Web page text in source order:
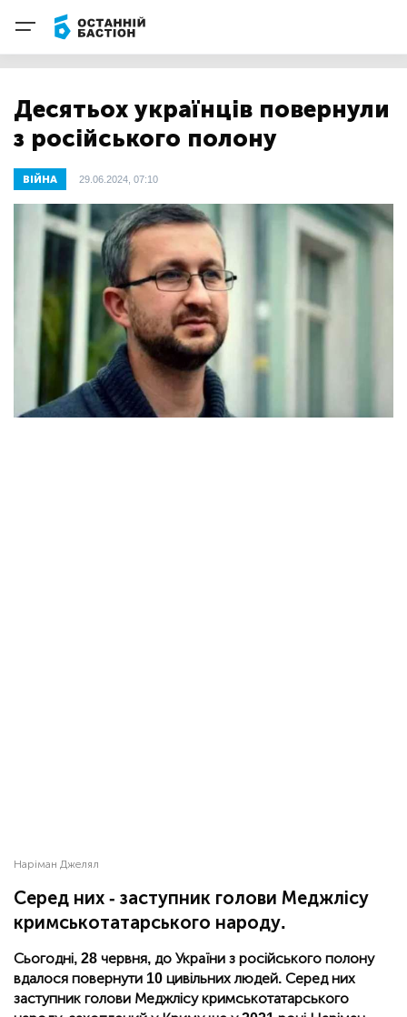
Десятьох українців повернули
з російського полону
ВІЙНА 29.06.2024, 07:10
Наріман Джелял
Серед них - заступник голови Меджлісу
кримськотатарського народу.
Сьогодні, 28 червня, до України з російського полону
вдалося повернути 10 цивільних людей. Серед них
заступник голови Меджлісу кримськотатарського